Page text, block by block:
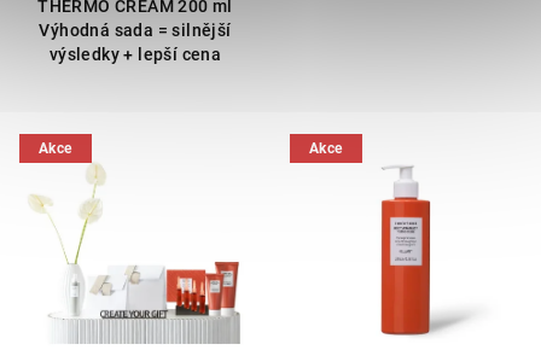
THERMO CREAM 200 ml
Výhodná sada = silnější
výsledky + lepší cena
Akce Akce